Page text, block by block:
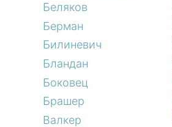
Беляков
Берман
Билиневич
Бландан
Боковец
Брашер
Валкер